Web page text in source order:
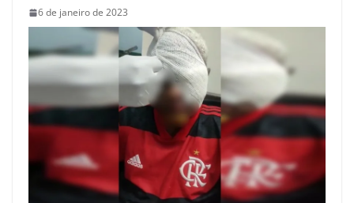
6 de janeiro de 2023